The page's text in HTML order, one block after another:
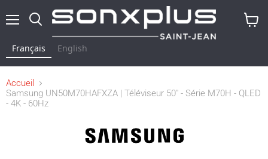
Français English
Accueil
Samsung UN50M70HAFXZA | Téléviseur 50" - Série M70H - QLED
- 4K - 60Hz